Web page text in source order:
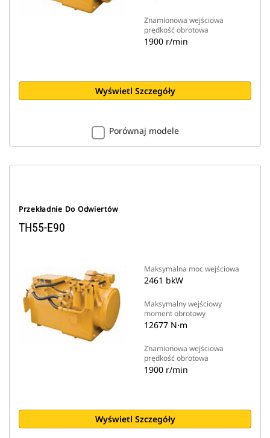
Znamionowa wejściowa
prędkość obrotowa
1900 r/min
Wyświetl Szczegóły
Porównaj modele
Przekładnie Do Odwiertów
TH55-E90
Maksymalna moc wejściowa
2461 bkW
Maksymalny wejściowy
moment obrotowy
12677 N·m
Znamionowa wejściowa
prędkość obrotowa
1900 r/min
Wyświetl Szczegóły